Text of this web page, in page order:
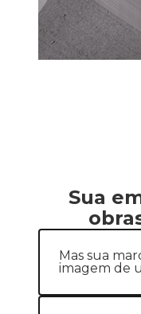
Sua
Mas sua
imagem de